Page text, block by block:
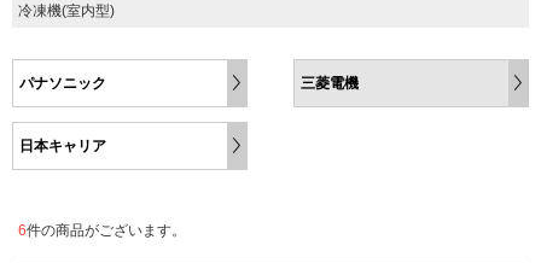
冷凍機(室内型)
パナソニック 三菱電機
日本キャリア
6件の商品がございます。